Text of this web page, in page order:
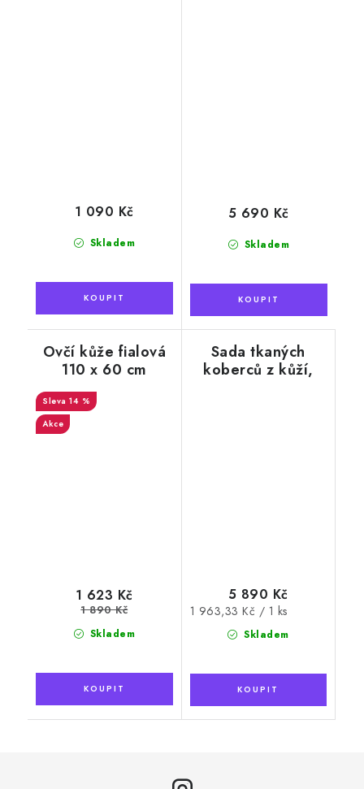
Skladem
1 090 Kč
Skladem
5 690 Kč
Ovčí kůže fialová
110 x 60 cm
14 %
Akce
Skladem
1 623 Kč
1 890 Kč
Sada tkaných
koberců z kůží,
Skladem
5 890 Kč
Měrná
1 963,33 Kč / 1 ks